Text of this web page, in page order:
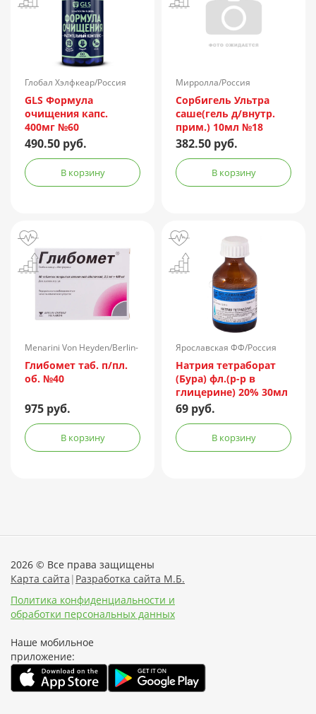
Глобал Хэлфкеар/Россия
GLS Формула
очищения капс.
400мг №60
490.50 руб.
В корзину
Мирролла/Россия
Сорбигель Ультра
саше(гель д/внутр.
прим.) 10мл №18
382.50 руб.
В корзину
Menarini Von Heyden/Berlin-
Chemie/Германия
Глибомет таб. п/пл.
об. №40
975 руб.
В корзину
Ярославская ФФ/Россия
Натрия тетраборат
(Бура) фл.(р-р в
глицерине) 20% 30мл
69 руб.
В корзину
2026 © Все права защищены
Карта сайта | Разработка сайта М.Б.
Политика конфиденциальности и
обработки персональных данных
Наше мобильное
приложение: